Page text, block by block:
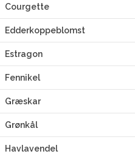
Courgette
Edderkoppeblomst
Estragon
Fennikel
Græskar
Grønkål
Havlavendel